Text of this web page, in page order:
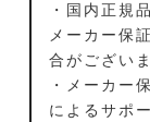
・国内正規
メーカー保
合がございま
・メーカー
によるサポ